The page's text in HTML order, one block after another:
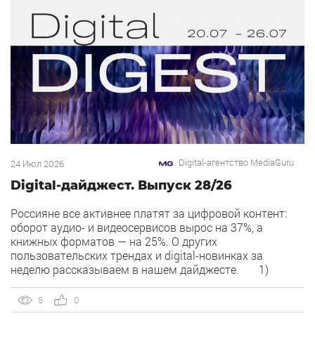
24 Июл 2026 Digital-агентство MediaGuru
Digital-дайджест. Выпуск 28/26
Россияне все активнее платят за цифровой контент:
оборот аудио- и видеосервисов вырос на 37%, а
книжных форматов — на 25%. О других
пользовательских трендах и digital-новинках за
неделю рассказываем в нашем дайджесте. 1)
Яндекса. Рекламная сеть Яндекса запускает формат
Overlay, который показывает рекламу поверх контента,
5 0